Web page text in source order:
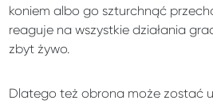
koniem albo go szturchnąć
reaguje na wszystkie działania
zbyt żywo.
Dlatego też obrona może zostać